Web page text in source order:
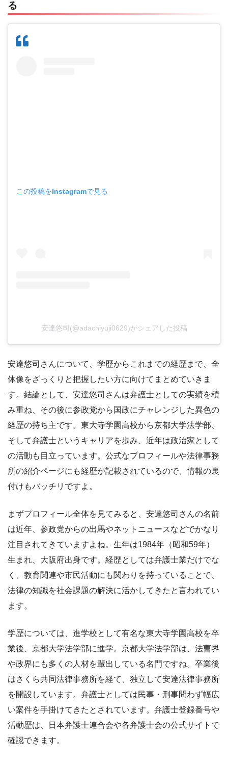
る
この投稿をInstagramで見る
安達悠司(@adachiyuji0629)がシェアした投稿
安達悠司さんについて、学歴からこれまでの経歴まで、全
体像をざっくりと把握したい方に向けてまとめていきま
す。結論として、安達悠司さんは弁護士としての実績を積
み重ね、その後に参政党から国政にチャレンジした異色の
経歴の持ち主です。東大寺学園高校から京都大学法学部、
そして弁護士というキャリアを歩み、近年は政治家として
の活動も目立っています。公式なプロフィールや法律事務
所の紹介ページにも経歴が記載されているので、情報の裏
付けもバッチリですよ。
まずプロフィール全体を見てみると、安達悠司さんの名前
は近年、参政党からの出馬やネットニュースなどでかなり
注目されてきていますよね。生年は1984年（昭和59年）
生まれ、大阪府出身です。経歴としては弁護士業だけでな
く、教育関連や市民活動にも関わりを持っていることで、
法律の知識を社会課題の解決に活かしてきたと言われてい
ます。
学歴については、進学校として有名な東大寺学園高校を卒
業後、京都大学法学部に進学。京都大学法学部は、法曹界
や政界にも多くの人材を輩出している名門ですね。卒業後
はさくら共同法律事務所を経て、独立して安達法律事務所
を開設しています。弁護士としては民事・刑事問わず幅広
い案件を手掛けてきたとされています。弁護士登録番号や
活動歴は、日本弁護士連合会や各弁護士会の公式サイトで
確認できます。